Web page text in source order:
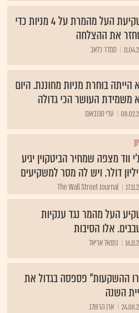
משקיעת העל מהמרת על 4 מניות כדי
את ההצלחה
סמדר כלאב
הייתה בוחרת מניות מחוננת. היום
משמידת העושר הכי גדולה
עדי טננבאום
ווד מצפה שמחיר הביטקוין יגיע
דולר. ויש לה מסר למשקיעים
The Wall Street Journal
העל מהמר נגד ענקיות
אלו הסיבות
נתנאל אריאל
ההשקעות" פספסה בגדול את
השנה
ארן הרשלג